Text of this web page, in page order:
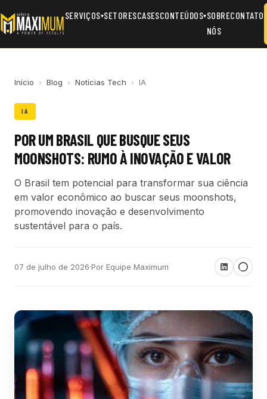
SERVIÇOS▾SETORESCASESCONTEÚDOS▾SOBRE
NÓS
CONTATO
Início › Blog › Notícias Tech › IA
IA
POR UM BRASIL QUE BUSQUE SEUS
MOONSHOTS: RUMO À INOVAÇÃO E VALOR
O Brasil tem potencial para transformar sua ciência
em valor econômico ao buscar seus moonshots,
promovendo inovação e desenvolvimento
sustentável para o país.
07 de julho de 2026·Por Equipe Maximum